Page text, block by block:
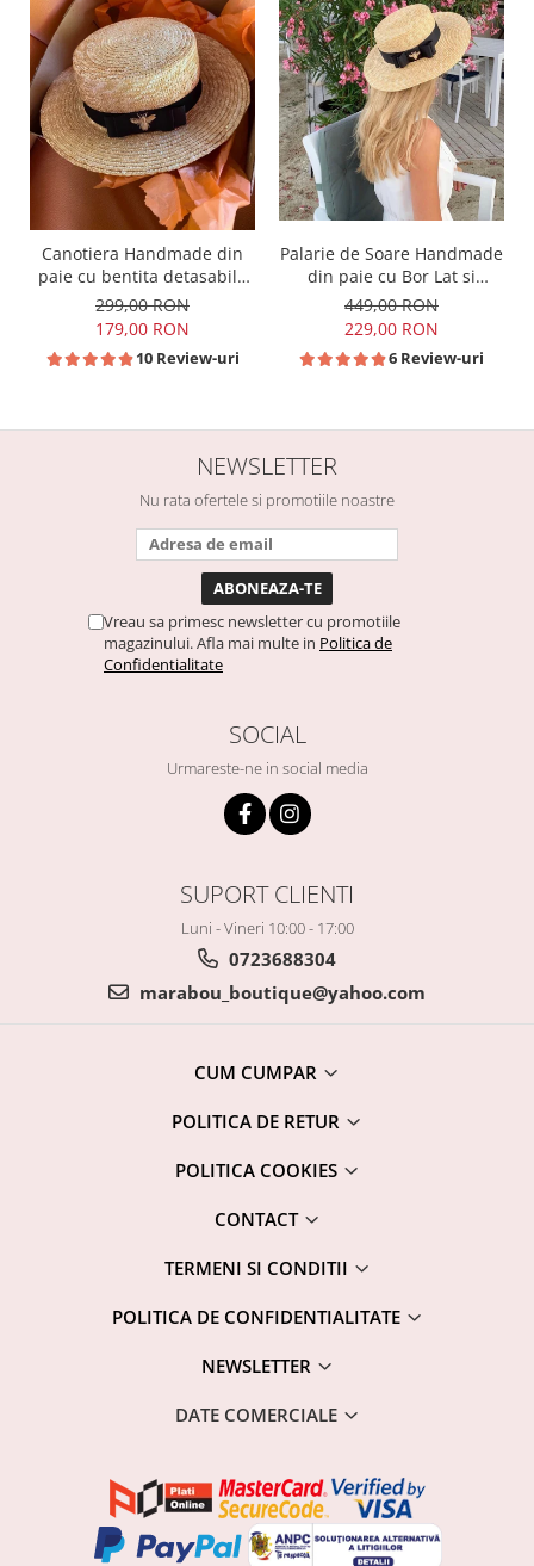
Canotiera Handmade din
paie cu bentita detasabila
si accesoriu la alegere
299,00 RON
179,00 RON
10 Review-uri
Palarie de Soare Handmade
din paie cu Bor Lat si
bentita detasabila la
alegere
449,00 RON
229,00 RON
6 Review-uri
NEWSLETTER
Nu rata ofertele si promotiile noastre
Vreau sa primesc newsletter cu promotiile
magazinului. Afla mai multe in Politica de
Confidentialitate
SOCIAL
Urmareste-ne in social media
SUPORT CLIENTI
Luni - Vineri 10:00 - 17:00
0723688304
marabou_boutique@yahoo.com
CUM CUMPAR
POLITICA DE RETUR
POLITICA COOKIES
CONTACT
TERMENI SI CONDITII
POLITICA DE CONFIDENTIALITATE
NEWSLETTER
DATE COMERCIALE